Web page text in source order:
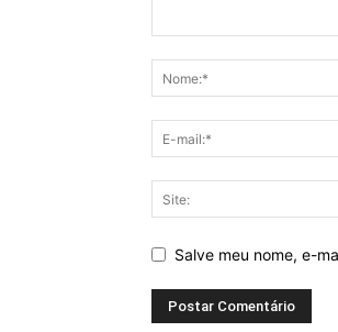
Salve meu nome, e-